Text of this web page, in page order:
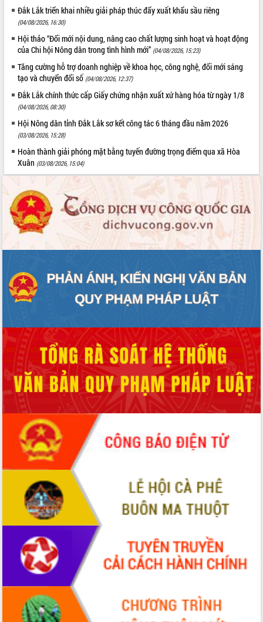
Đắk Lắk triển khai nhiều giải pháp thúc đẩy xuất khẩu sầu riêng
(04/08/2026, 16:30)
Hội thảo “Đổi mới nội dung, nâng cao chất lượng sinh hoạt và hoạt động
của Chi hội Nông dân trong tình hình mới” (04/08/2026, 15:23)
Tăng cường hỗ trợ doanh nghiệp về khoa học, công nghệ, đổi mới sáng
tạo và chuyển đổi số (04/08/2026, 12:37)
Đắk Lắk chính thức cấp Giấy chứng nhận xuất xứ hàng hóa từ ngày 1/8
(04/08/2026, 08:30)
Hội Nông dân tỉnh Đắk Lắk sơ kết công tác 6 tháng đầu năm 2026
(03/08/2026, 15:28)
Hoàn thành giải phóng mặt bằng tuyến đường trọng điểm qua xã Hòa
Xuân (03/08/2026, 15:04)